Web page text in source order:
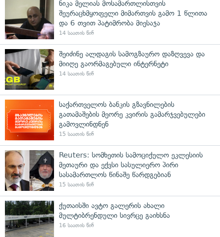
ნიკა მელიას მოსამართლისთვის
შეურაცხმყოფელი მიმართვის გამო 1 წლითა
და 6 თვით პატიმრობა მიესაჯა
14 საათის წინ
შეიძინე ალდაგის სამოგზაურო დაზღვევა და
მიიღე გაორმაგებული ინტერნეტი
14 საათის წინ
საქართველოს ბანკის გზავნილების
გათამაშების მეორე კვირის გამარჯვებულები
გამოვლინდნენ
15 საათის წინ
Reuters: სომხეთის სამოციქულო ეკლესიის
მეთაური და ექვსი სასულიერო პირი
სასამართლოს წინაშე წარდგებიან
15 საათის წინ
ქუთაისში ავტო გალერის ახალი
მულტიბრენდული სივრცე გაიხსნა
16 საათის წინ